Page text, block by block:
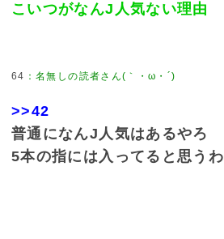
こいつがなんJ人気ない理由
64 ：名無しの読者さん(｀・ω・´)
>>42
普通になんJ人気はあるやろ
5本の指には入ってると思うわ